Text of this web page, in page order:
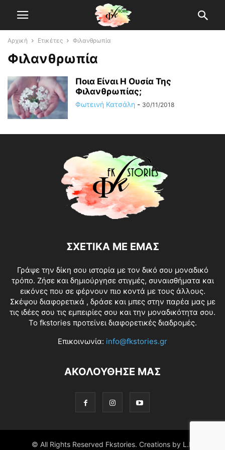
Αρχική Ετικέτες Φιλανθρωπία
Φιλανθρωπία
Ποια Είναι Η Ουσία Της
Φιλανθρωπίας;
Φωτεινή Κατσάλη - 30/11/2018
ΣΧΕΤΙΚΑ ΜΕ ΕΜΑΣ
Γράψε την δίκη σου ιστορία με τον δικό σου μοναδικό
τρόπο. Ζήσε και δημιούργησε στιγμές, συναισθήματα και
εικόνες που σε φέρνουν πιο κοντά με τους άλλους.
Σκέψου διαφορετικά , δράσε και μπες στην παρέα μας με
τις ιδέες σου τις εμπειρίες σου και την μοναδικότητα σου.
Το fkstories προτείνει διαφορετικές διαδρομές.
Επικοινωνία: info@fkstories.gr
ΑΚΟΛΟΥΘΗΣΕ ΜΑΣ
© All Rights Reserved Fkstories. Creations by L.K